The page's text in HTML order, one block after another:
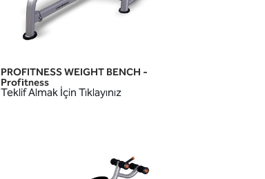
HIZLI GÖRÜNÜM
PROFITNESS WEIGHT BENCH -
Profitness
Teklif Almak İçin Tıklayınız